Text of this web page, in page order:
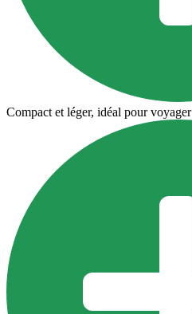
Compact et léger, idéal pour voyager